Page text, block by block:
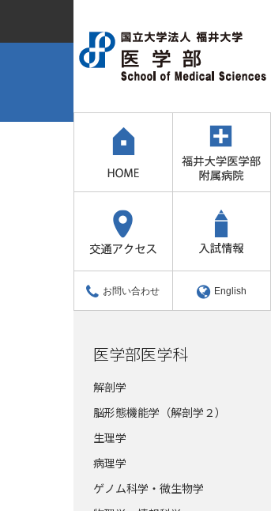
お問い合わせ English
医学部医学科
解剖学
脳形態機能学（解剖学２）
生理学
病理学
ゲノム科学・微生物学